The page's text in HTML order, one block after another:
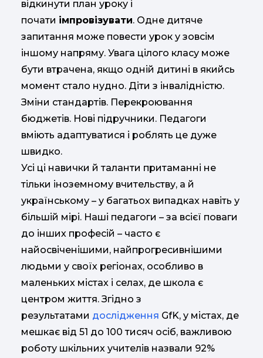
відкинути план уроку і
почати імпровізувати. Одне дитяче
запитання може повести урок у зовсім
іншому напряму. Увага цілого класу може
бути втрачена, якщо одній дитині в якийсь
момент стало нудно. Діти з інвалідністю.
Зміни стандартів. Перекроювання
бюджетів. Нові підручники. Педагоги
вміють адаптуватися і роблять це дуже
швидко.
Усі ці навички й таланти притаманні не
тільки іноземному вчительству, а й
українському – у багатьох випадках навіть у
більшій мірі. Наші педагоги – за всієї поваги
до інших професій – часто є
найосвіченішими, найпрогресивнішими
людьми у своїх регіонах, особливо в
маленьких містах і селах, де школа є
центром життя. Згідно з
результатами дослідження GfK, у містах, де
мешкає від 51 до 100 тисяч осіб, важливою
роботу шкільних учителів назвали 92%